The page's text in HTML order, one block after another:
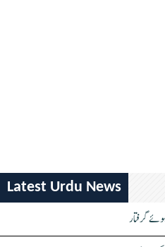
Latest Urdu News